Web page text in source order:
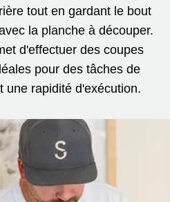
tout en gardant le bout
la planche à découper.
d'effectuer des coupes
pour des tâches de
une rapidité d'exécution.